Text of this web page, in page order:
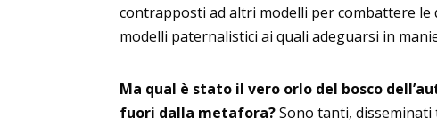
contrapposti ad altri modelli per combattere le
modelli paternalistici ai quali adeguarsi in
Ma qual è stato il vero orlo del bosco
fuori dalla metafora?Sono tanti, disseminati